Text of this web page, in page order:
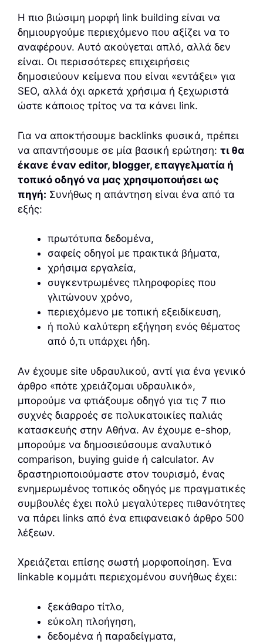
Η πιο βιώσιμη μορφή link building είναι να
δημιουργούμε περιεχόμενο που αξίζει να το
αναφέρουν. Αυτό ακούγεται απλό, αλλά δεν
είναι. Οι περισσότερες επιχειρήσεις
δημοσιεύουν κείμενα που είναι «εντάξει» για
SEO, αλλά όχι αρκετά χρήσιμα ή ξεχωριστά
ώστε κάποιος τρίτος να τα κάνει link.
Για να αποκτήσουμε backlinks φυσικά, πρέπει
να απαντήσουμε σε μία βασική ερώτηση: τι θα
έκανε έναν editor, blogger, επαγγελματία ή
τοπικό οδηγό να μας χρησιμοποιήσει ως
πηγή: Συνήθως η απάντηση είναι ένα από τα
εξής:
πρωτότυπα δεδομένα,
σαφείς οδηγοί με πρακτικά βήματα,
χρήσιμα εργαλεία,
συγκεντρωμένες πληροφορίες που
γλιτώνουν χρόνο,
περιεχόμενο με τοπική εξειδίκευση,
ή πολύ καλύτερη εξήγηση ενός θέματος
από ό,τι υπάρχει ήδη.
Αν έχουμε site υδραυλικού, αντί για ένα γενικό
άρθρο «πότε χρειάζομαι υδραυλικό»,
μπορούμε να φτιάξουμε οδηγό για τις 7 πιο
συχνές διαρροές σε πολυκατοικίες παλιάς
κατασκευής στην Αθήνα. Αν έχουμε e-shop,
μπορούμε να δημοσιεύσουμε αναλυτικό
comparison, buying guide ή calculator. Αν
δραστηριοποιούμαστε στον τουρισμό, ένας
ενημερωμένος τοπικός οδηγός με πραγματικές
συμβουλές έχει πολύ μεγαλύτερες πιθανότητες
να πάρει links από ένα επιφανειακό άρθρο 500
λέξεων.
Χρειάζεται επίσης σωστή μορφοποίηση. Ένα
linkable κομμάτι περιεχομένου συνήθως έχει:
ξεκάθαρο τίτλο,
εύκολη πλοήγηση,
δεδομένα ή παραδείγματα,